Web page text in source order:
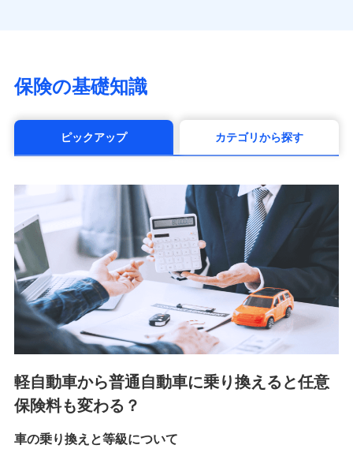
マニュライフ生命保険株式会社
（https://www.manulife.co.jp/）
（https://www.msa-life.co.jp/）
メットライフ生命株式会社(https://www.metlife.co.jp/)
■少額短期保険
株式会社アシロ少額短期保険 (https://kailash.co.jp/)
SBIいきいき少額短期保険会社 (https://www.i-
sedai.com/)
SBIペット少額短期保険株式会社 (https://www.sbipet-
ssi.co.jp/)
SBIリスタ少額短期保険会社
(https://www.jishin.co.jp/)
スマートプラス少額短期保険株式会社
チューリッヒ少額短期保険株式会社
(https://www.zurichssi.co.jp/)
(https://www.tokiomarine-x.co.jp/)
保険の基礎知識
ピックアップ カテゴリから探す
軽自動車から普通自動車に乗り換えると任意
保険料も変わる？
車の乗り換えと等級について